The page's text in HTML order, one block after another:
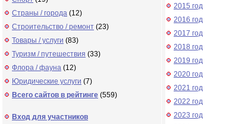
Страны / города (12)
Строительство / ремонт (23)
Товары / услуги (83)
Туризм / путешествия (33)
Флора / фауна (12)
Юридические услуги (7)
Всего сайтов в рейтинге (559)
Вход для участников
2015 год
2016 год
2017 год
2018 год
2019 год
2020 год
2021 год
2022 год
2023 год